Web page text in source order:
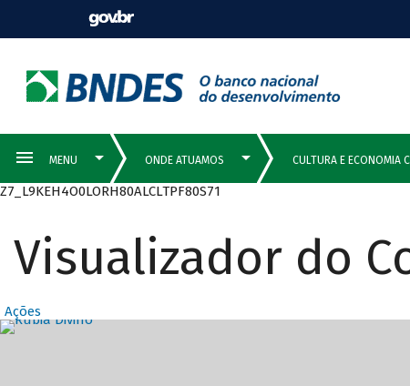
Z7_L9KEH4O0LORH80ALCLTPF80S71
Visualizador do
Ações
Destaques